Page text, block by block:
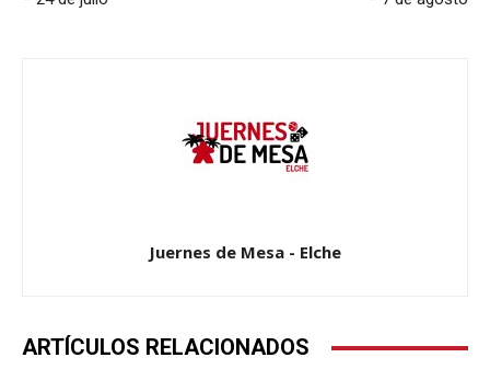
Juernes de Mesa - Elche
ARTÍCULOS RELACIONADOS